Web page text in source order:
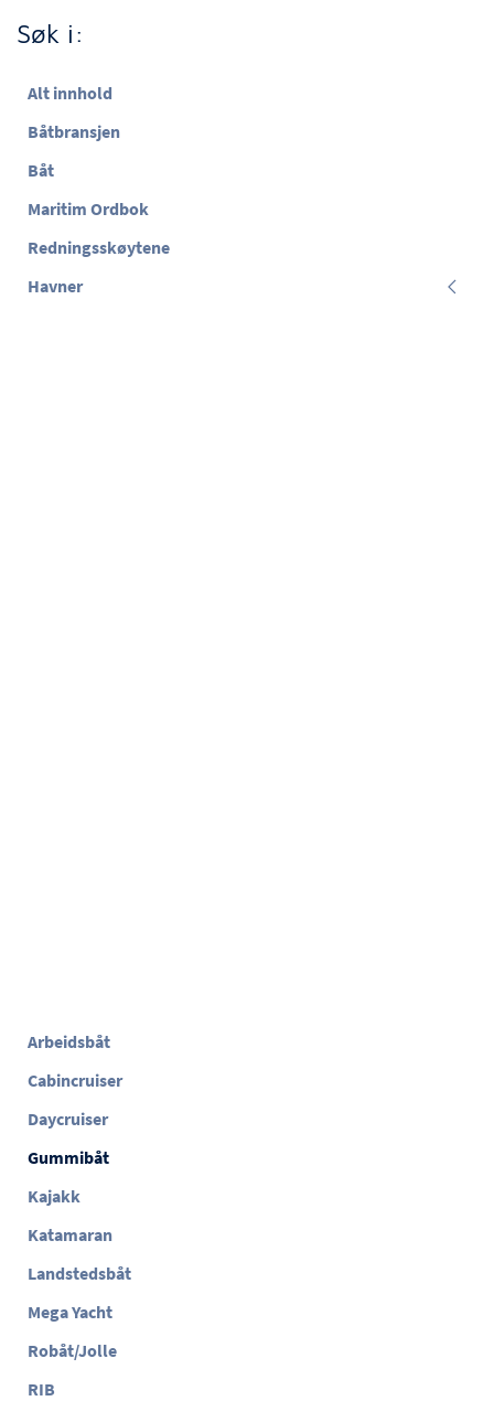
Søk i:
Alt innhold
Båtbransjen
Båt
Maritim Ordbok
Redningsskøytene
Havner
Arbeidsbåt
Cabincruiser
Daycruiser
Gummibåt
Kajakk
Katamaran
Landstedsbåt
Mega Yacht
Robåt/Jolle
RIB